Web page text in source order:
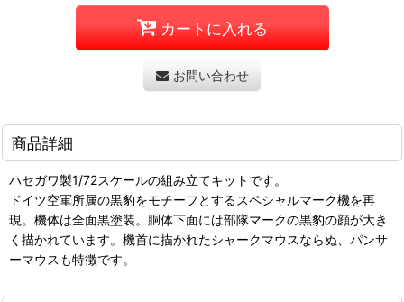
カートに入れる
お問い合わせ
商品詳細
ハセガワ製1/72スケールの組み立てキットです。
ドイツ空軍所属の黒豹をモチーフとするスペシャルマーク機を再
現。機体は全面黒塗装。胴体下面には部隊マークの黒豹の顔が大き
く描かれています。機首に描かれたシャークマウスならぬ、パンサ
ーマウスも特徴です。